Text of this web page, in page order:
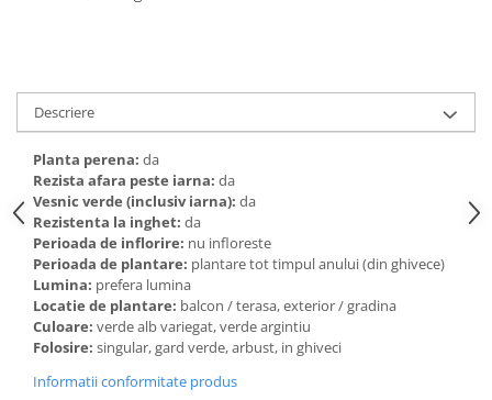
Descriere
Planta perena: da
Rezista afara peste iarna: da
Vesnic verde (inclusiv iarna): da
Rezistenta la inghet: da
Perioada de inflorire: nu infloreste
Perioada de plantare: plantare tot timpul anului (din ghivece)
Lumina: prefera lumina
Locatie de plantare: balcon / terasa, exterior / gradina
Culoare: verde alb variegat, verde argintiu
Folosire: singular, gard verde, arbust, in ghiveci
Informatii conformitate produs